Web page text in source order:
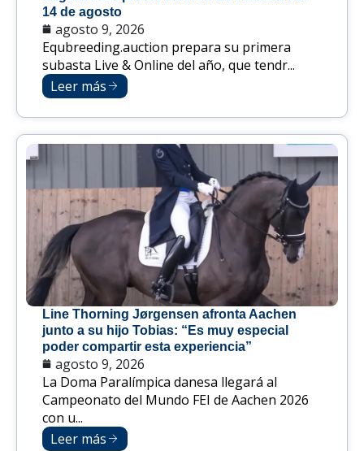
14 de agosto
agosto 9, 2026
Equbreeding.auction prepara su primera
subasta Live & Online del año, que tendr...
Leer más
Line Thorning Jørgensen afronta Aachen
junto a su hijo Tobias: “Es muy especial
poder compartir esta experiencia”
agosto 9, 2026
La Doma Paralímpica danesa llegará al
Campeonato del Mundo FEI de Aachen 2026
con u...
Leer más